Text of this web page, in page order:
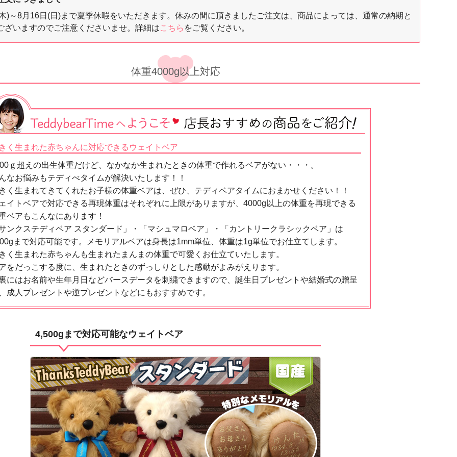
)～8月16日(日)まで夏季休暇をいただきます。休みの間に頂きましたご注文は、商品によっては、通常の納期と
ざいますのでご注意くださいませ。詳細はこちら をご覧ください。
体重4000g以上対応
く生まれた赤ちゃんに対応できるウェイトベア
ｇ超えの出生体重だけど、なかなか生まれたときの体重で作れるベアがない・・・。
なお悩みもテディべタイムが解決いたします！！
く生まれてきてくれたお子様の体重ベアは、ぜひ、テディベアタイムにおまかせください！！
イトベアで対応できる再現体重はそれぞれに上限がありますが、4000g以上の体重を再現できる
ベアもこんなにあります！
ンクステディベア スタンダード」・「マシュマロベア」・「カントリークラシックベア」は
まで対応可能です。メモリアルベアは身長は1mm単位、体重は1g単位でお仕立てします。
く生まれた赤ちゃんも生まれたまんまの体重で可愛くお仕立ていたします。
をだっこする度に、生まれたときのずっしりとした感動がよみがえります。
にはお名前や生年月日などバースデータを刺繍できますので、誕生日プレゼントや結婚式の贈呈
成人プレゼントや逆プレゼントなどにもおすすめです。
4,500gまで対応可能なウェイトベア